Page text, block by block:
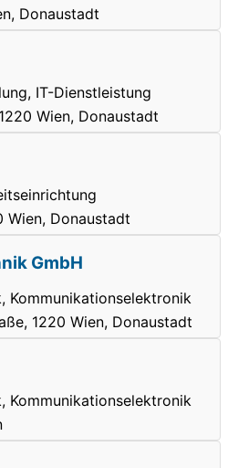
Donaustadt
IT-Dienstleistung
Wien, Donaustadt
Wien, Donaustadt
GmbH
Kommunikationselektronik
1220 Wien, Donaustadt
Kommunikationselektronik